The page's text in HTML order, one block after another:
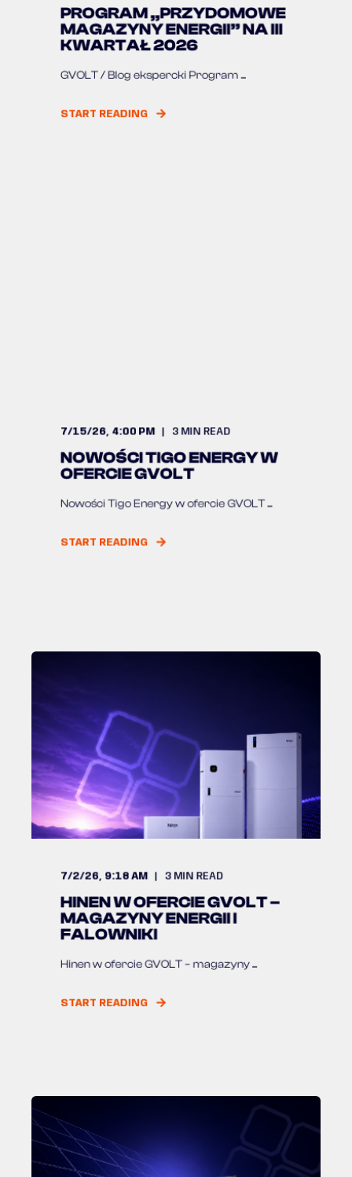
PROGRAM „PRZYDOMOWE
MAGAZYNY ENERGII” NA III
KWARTAŁ 2026
GVOLT / Blog ekspercki Program ...
START READING
7/15/26, 4:00 PM 3 MIN READ
NOWOŚCI TIGO ENERGY W
OFERCIE GVOLT
Nowości Tigo Energy w ofercie GVOLT ...
START READING
7/2/26, 9:18 AM 3 MIN READ
HINEN W OFERCIE GVOLT –
MAGAZYNY ENERGII I
FALOWNIKI
Hinen w ofercie GVOLT – magazyny ...
START READING